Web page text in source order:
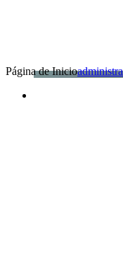
Página de Inicio